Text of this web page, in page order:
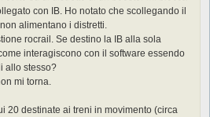
con IB. Ho notato che scollegando il
alimentano i distretti.
rocrail. Se destino la IB alla sola
interagiscono con il software essendo
allo stesso?
mi torna.
20 destinate ai treni in movimento (circa